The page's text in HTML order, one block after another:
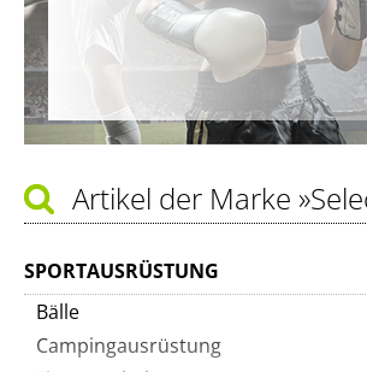
Artikel der Marke
SPORTAUSRÜSTUNG
Bälle
Campingausrüstung